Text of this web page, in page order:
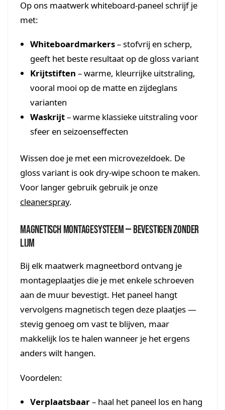
Op ons maatwerk whiteboard-paneel schrijf je
met:
Whiteboardmarkers– stofvrij en scherp,
geeft het beste resultaat op de gloss variant
Krijtstiften – warme, kleurrijke uitstraling,
vooral mooi op de matte en zijdeglans
varianten
Waskrijt– warme klassieke uitstraling voor
sfeer en seizoenseffecten
Wissen doe je met een microvezeldoek. De
gloss variant is ook dry-wipe schoon te maken.
Voor langer gebruik gebruik je onze
cleanerspray.
Magnetisch montagesysteem — bevestigen zonder
lijm
Bij elk maatwerk magneetbord ontvang je
montageplaatjes die je met enkele schroeven
aan de muur bevestigt. Het paneel hangt
vervolgens magnetisch tegen deze plaatjes —
stevig genoeg om vast te blijven, maar
makkelijk los te halen wanneer je het ergens
anders wilt hangen.
Voordelen:
Verplaatsbaar– haal het paneel los en hang